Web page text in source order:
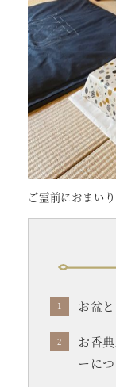
ご霊前におまいり
お盆
お香
ーに